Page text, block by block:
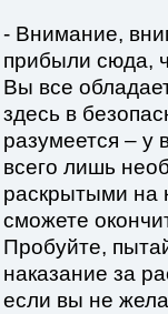
- Внимание,
прибыли сюда,
Вы все
здесь в
разумеется – у
всего лишь
раскрытыми на
сможете
Пробуйте,
наказание за
если вы не